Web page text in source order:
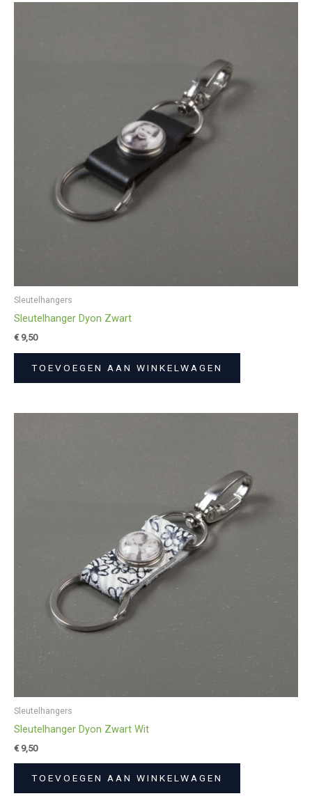
Sleutelhangers
Sleutelhanger Dyon Zwart
€9,50
TOEVOEGEN AAN WINKELWAGEN
Sleutelhangers
Sleutelhanger Dyon Zwart Wit
€9,50
TOEVOEGEN AAN WINKELWAGEN